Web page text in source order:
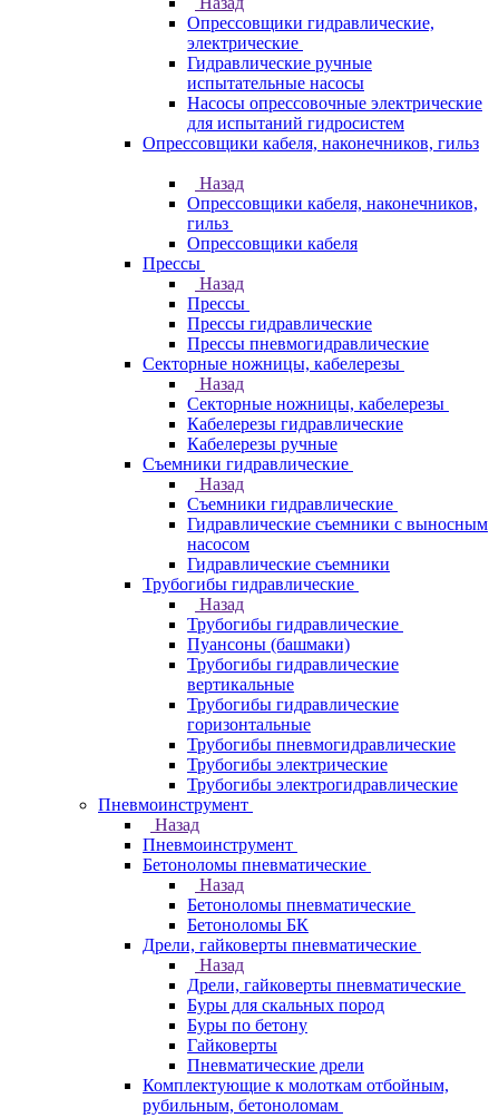
Опрессовщики гидравлические,
электрические
Гидравлические ручные
испытательные насосы
Насосы опрессовочные электрические
для испытаний гидросистем
Опрессовщики кабеля, наконечников, гильз
Назад
Опрессовщики кабеля, наконечников,
гильз
Опрессовщики кабеля
Прессы
Назад
Прессы
Прессы гидравлические
Прессы пневмогидравлические
Секторные ножницы, кабелерезы
Назад
Секторные ножницы, кабелерезы
Кабелерезы гидравлические
Кабелерезы ручные
Съемники гидравлические
Назад
Съемники гидравлические
Гидравлические cъемники с выносным
насосом
Гидравлические съемники
Трубогибы гидравлические
Назад
Трубогибы гидравлические
Пуансоны (башмаки)
Трубогибы гидравлические
вертикальные
Трубогибы гидравлические
горизонтальные
Трубогибы пневмогидравлические
Трубогибы электрические
Трубогибы электрогидравлические
Пневмоинструмент
Назад
Пневмоинструмент
Бетоноломы пневматические
Назад
Бетоноломы пневматические
Бетоноломы БК
Дрели, гайковерты пневматические
Назад
Дрели, гайковерты пневматические
Буры для скальных пород
Буры по бетону
Гайковерты
Пневматические дрели
Комплектующие к молоткам отбойным,
рубильным, бетоноломам